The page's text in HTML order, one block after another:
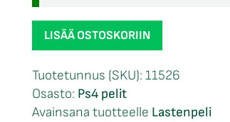
Disney
Infinity
Ps4
määrä
LISÄÄ OSTOSKORIIN
Tuotetunnus (SKU): 11526
Osasto: Ps4 pelit
Avainsana tuotteelle Lastenpeli